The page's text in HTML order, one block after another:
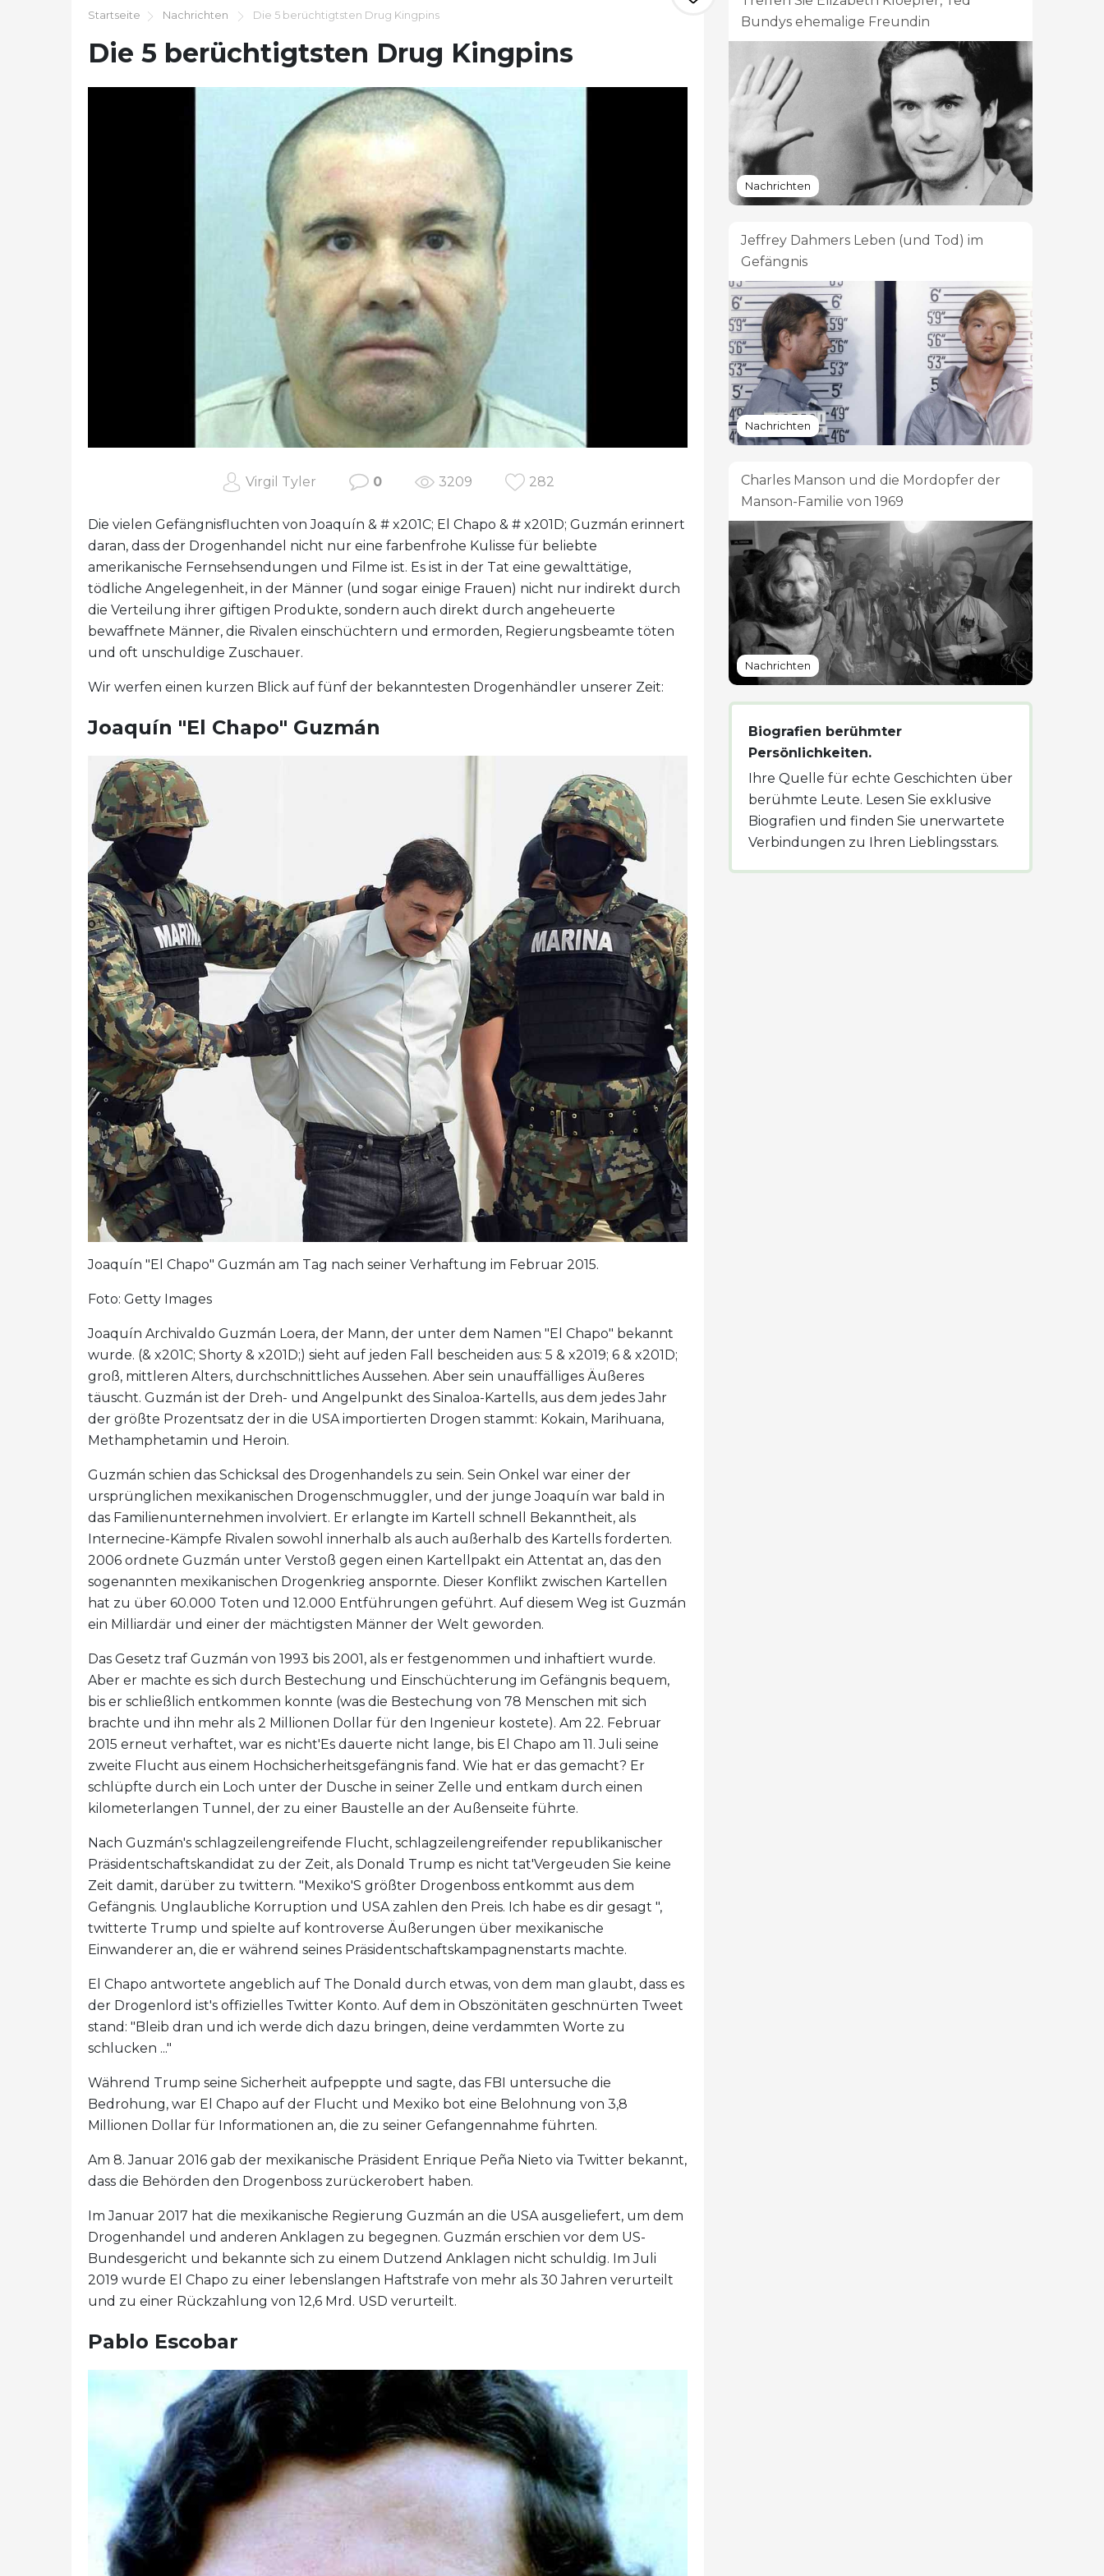
Startseite Nachrichten Die 5 berüchtigtsten Drug Kingpins
Die 5 berüchtigtsten Drug Kingpins
Virgil Tyler 0 3209 282
Die vielen Gefängnisfluchten von Joaquín & # x201C; El Chapo & # x201D; Guzmán erinnert
daran, dass der Drogenhandel nicht nur eine farbenfrohe Kulisse für beliebte
amerikanische Fernsehsendungen und Filme ist. Es ist in der Tat eine gewalttätige,
tödliche Angelegenheit, in der Männer (und sogar einige Frauen) nicht nur indirekt durch
die Verteilung ihrer giftigen Produkte, sondern auch direkt durch angeheuerte
bewaffnete Männer, die Rivalen einschüchtern und ermorden, Regierungsbeamte töten
und oft unschuldige Zuschauer.
Wir werfen einen kurzen Blick auf fünf der bekanntesten Drogenhändler unserer Zeit:
Joaquín "El Chapo" Guzmán
Joaquín "El Chapo" Guzmán am Tag nach seiner Verhaftung im Februar 2015.
Foto: Getty Images
Joaquín Archivaldo Guzmán Loera, der Mann, der unter dem Namen "El Chapo" bekannt
wurde. (& x201C; Shorty & x201D;) sieht auf jeden Fall bescheiden aus: 5 & x2019; 6 & x201D;
groß, mittleren Alters, durchschnittliches Aussehen. Aber sein unauffälliges Äußeres
täuscht. Guzmán ist der Dreh- und Angelpunkt des Sinaloa-Kartells, aus dem jedes Jahr
der größte Prozentsatz der in die USA importierten Drogen stammt: Kokain, Marihuana,
Methamphetamin und Heroin.
Guzmán schien das Schicksal des Drogenhandels zu sein. Sein Onkel war einer der
ursprünglichen mexikanischen Drogenschmuggler, und der junge Joaquín war bald in
das Familienunternehmen involviert. Er erlangte im Kartell schnell Bekanntheit, als
Internecine-Kämpfe Rivalen sowohl innerhalb als auch außerhalb des Kartells forderten.
2006 ordnete Guzmán unter Verstoß gegen einen Kartellpakt ein Attentat an, das den
sogenannten mexikanischen Drogenkrieg anspornte. Dieser Konflikt zwischen Kartellen
hat zu über 60.000 Toten und 12.000 Entführungen geführt. Auf diesem Weg ist Guzmán
ein Milliardär und einer der mächtigsten Männer der Welt geworden.
Das Gesetz traf Guzmán von 1993 bis 2001, als er festgenommen und inhaftiert wurde.
Aber er machte es sich durch Bestechung und Einschüchterung im Gefängnis bequem,
bis er schließlich entkommen konnte (was die Bestechung von 78 Menschen mit sich
brachte und ihn mehr als 2 Millionen Dollar für den Ingenieur kostete). Am 22. Februar
2015 erneut verhaftet, war es nicht'Es dauerte nicht lange, bis El Chapo am 11. Juli seine
zweite Flucht aus einem Hochsicherheitsgefängnis fand. Wie hat er das gemacht? Er
schlüpfte durch ein Loch unter der Dusche in seiner Zelle und entkam durch einen
kilometerlangen Tunnel, der zu einer Baustelle an der Außenseite führte.
Nach Guzmán's schlagzeilengreifende Flucht, schlagzeilengreifender republikanischer
Präsidentschaftskandidat zu der Zeit, als Donald Trump es nicht tat'Vergeuden Sie keine
Zeit damit, darüber zu twittern. "Mexiko'S größter Drogenboss entkommt aus dem
Gefängnis. Unglaubliche Korruption und USA zahlen den Preis. Ich habe es dir gesagt ",
twitterte Trump und spielte auf kontroverse Äußerungen über mexikanische
Einwanderer an, die er während seines Präsidentschaftskampagnenstarts machte.
El Chapo antwortete angeblich auf The Donald durch etwas, von dem man glaubt, dass es
der Drogenlord ist's offizielles Twitter Konto. Auf dem in Obszönitäten geschnürten Tweet
stand: "Bleib dran und ich werde dich dazu bringen, deine verdammten Worte zu
schlucken ..."
Während Trump seine Sicherheit aufpeppte und sagte, das FBI untersuche die
Bedrohung, war El Chapo auf der Flucht und Mexiko bot eine Belohnung von 3,8
Millionen Dollar für Informationen an, die zu seiner Gefangennahme führten.
Am 8. Januar 2016 gab der mexikanische Präsident Enrique Peña Nieto via Twitter bekannt,
dass die Behörden den Drogenboss zurückerobert haben.
Im Januar 2017 hat die mexikanische Regierung Guzmán an die USA ausgeliefert, um dem
Drogenhandel und anderen Anklagen zu begegnen. Guzmán erschien vor dem US-
Bundesgericht und bekannte sich zu einem Dutzend Anklagen nicht schuldig. Im Juli
2019 wurde El Chapo zu einer lebenslangen Haftstrafe von mehr als 30 Jahren verurteilt
und zu einer Rückzahlung von 12,6 Mrd. USD verurteilt.
Pablo Escobar
Bundys ehemalige Freundin
Nachrichten
Jeffrey Dahmers Leben (und Tod) im
Gefängnis
Nachrichten
Charles Manson und die Mordopfer der
Manson-Familie von 1969
Nachrichten
Biografien berühmter
Persönlichkeiten.
Ihre Quelle für echte Geschichten über
berühmte Leute. Lesen Sie exklusive
Biografien und finden Sie unerwartete
Verbindungen zu Ihren Lieblingsstars.